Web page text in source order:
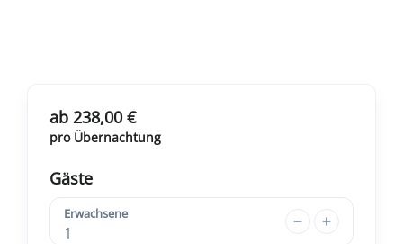
ab 238,00 €
pro Übernachtung
Gäste
Erwachsene
1